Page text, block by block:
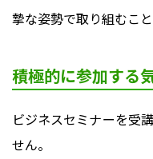
摯な姿勢で取り組むこ
積極的に参加する
ビジネスセミナーを受
せん。